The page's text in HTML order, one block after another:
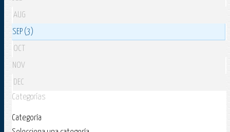
AUG
SEP (3)
OCT
NOV
DEC
Categorías
Categoría